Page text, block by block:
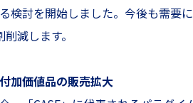
検討を開始しました。今後も需要
減します。
加価値品の販売拡大